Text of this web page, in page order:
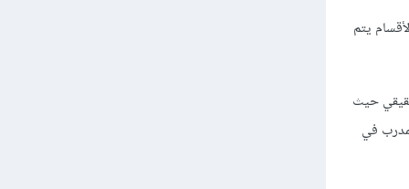
يتم
حيث
في